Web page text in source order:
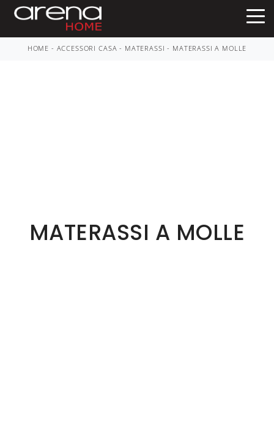
HOME - ACCESSORI CASA - MATERASSI - MATERASSI A MOLLE
MATERASSI A MOLLE